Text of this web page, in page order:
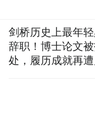
剑桥历史上最年
辞职！博士论文
处，履历成就再